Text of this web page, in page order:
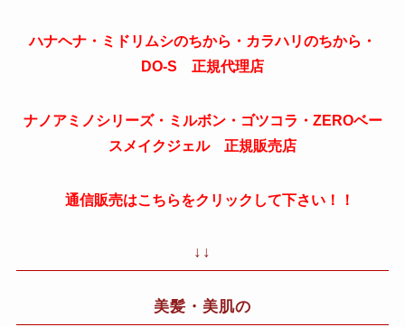
ハナヘナ・ミドリムシのちから・カラハリのちから・
DO-S 正規代理店
ナノアミノシリーズ・ミルボン・ゴツコラ・ZEROベー
スメイクジェル 正規販売店
通信販売はこちらをクリックして下さい！！
↓↓
美髪・美肌の